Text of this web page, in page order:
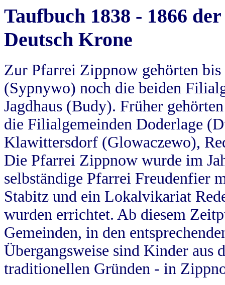
Taufbuch 1838 - 1866
Deutsch Krone
Zur Pfarrei Zippnow gehörten
(Sypnywo) noch die beiden
Jagdhaus (Budy). Früher
die Filialgemeinden Doderlage
Klawittersdorf (Glowaczewo),
Die Pfarrei Zippnow wurde im
selbständige Pfarrei Freudenfier
Stabitz und ein Lokalvikariat
wurden errichtet. Ab diesem
Gemeinden, in den
Übergangsweise sind Kinder aus
traditionellen Gründen - in